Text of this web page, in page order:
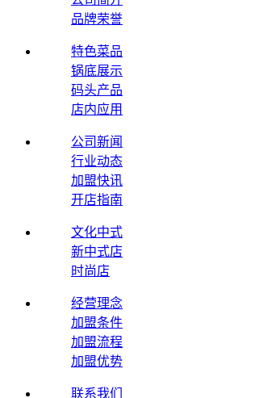
品牌荣誉
特色菜品
锅底展示
码头产品
店内应用
公司新闻
行业动态
加盟快讯
开店指南
文化中式
新中式店
时尚店
经营理念
加盟条件
加盟流程
加盟优势
联系我们